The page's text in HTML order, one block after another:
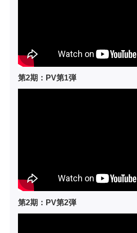
第2期：PV第1弾
第2期：PV第2弾